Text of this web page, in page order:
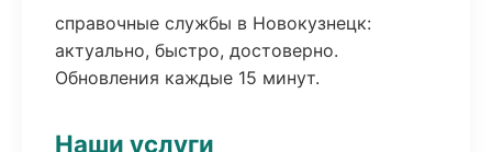
справочные службы в Новокузнецк:
актуально, быстро, достоверно.
Обновления каждые 15 минут.
Наши услуги